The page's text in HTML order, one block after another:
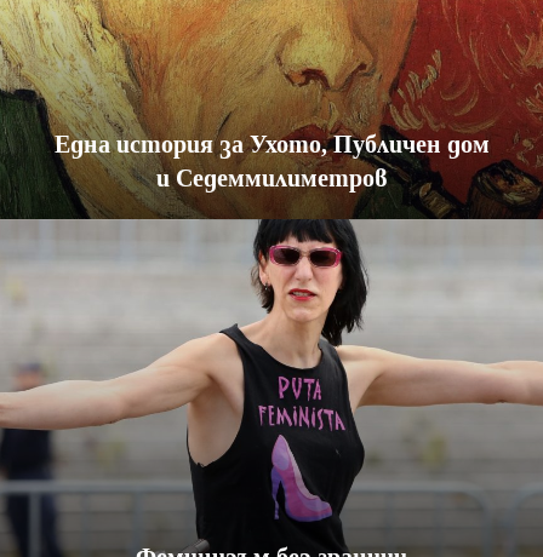
Една история за Ухото, Публичен дом
и Седеммилиметров